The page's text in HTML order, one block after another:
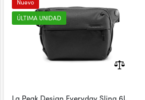
Nuevo
ÚLTIMA UNIDAD